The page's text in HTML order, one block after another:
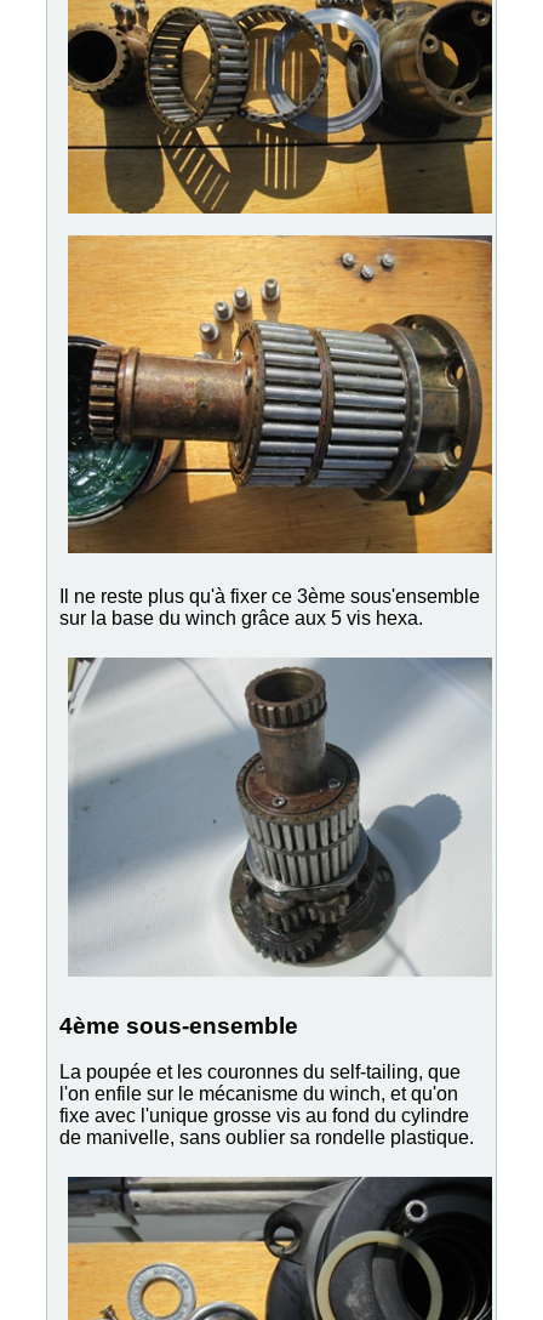
Il ne reste plus qu'à fixer ce 3ème sous'ensemble
sur la base du winch grâce aux 5 vis hexa.
4ème sous-ensemble
La poupée et les couronnes du self-tailing, que
l'on enfile sur le mécanisme du winch, et qu'on
fixe avec l'unique grosse vis au fond du cylindre
de manivelle, sans oublier sa rondelle plastique.